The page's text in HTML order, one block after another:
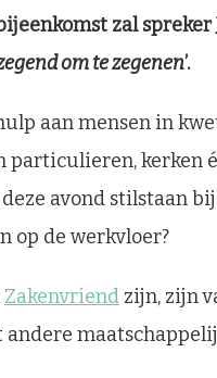
zal spreker
om te zegenen’.
aan mensen in
kerken
avond stilstaan
op de werkvloer?
Zakenvriend zijn, zijn